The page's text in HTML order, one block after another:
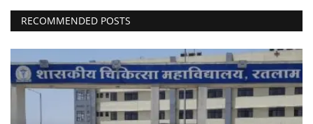
RECOMMENDED POSTS